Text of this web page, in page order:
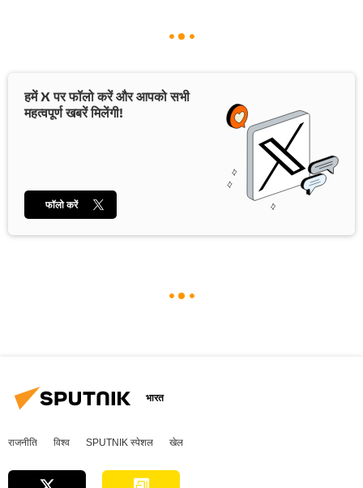
हमें X पर फॉलो करें और आपको सभी
महत्वपूर्ण खबरें मिलेंगी!
फॉलो करें
भारत
राजनीति विश्व SPUTNIK स्पेशल खेल